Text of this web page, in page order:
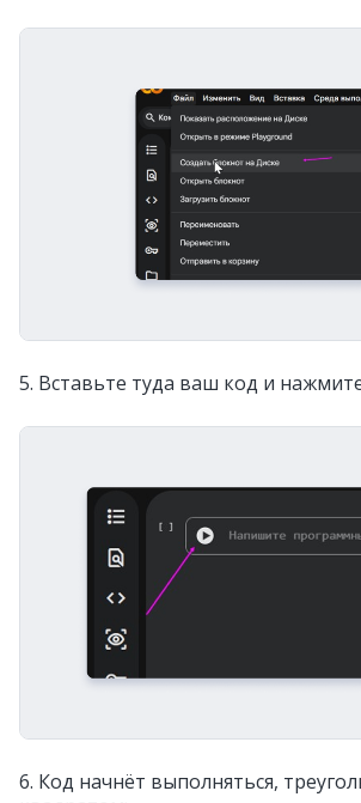
5. Вставьте туда ваш код и
6. Код начнёт выполняться,